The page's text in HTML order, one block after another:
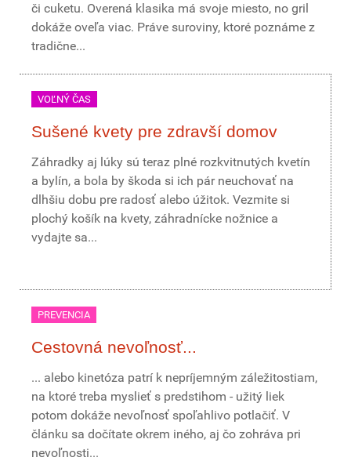
či cuketu. Overená klasika má svoje miesto, no gril
dokáže oveľa viac. Práve suroviny, ktoré poznáme z
tradične...
VOĽNÝ ČAS
Sušené kvety pre zdravší domov
Záhradky aj lúky sú teraz plné rozkvitnutých kvetín
a bylín, a bola by škoda si ich pár neuchovať na
dlhšiu dobu pre radosť alebo úžitok. Vezmite si
plochý košík na kvety, záhradnícke nožnice a
vydajte sa...
PREVENCIA
Cestovná nevoľnosť...
... alebo kinetóza patrí k nepríjemným záležitostiam,
na ktoré treba myslieť s predstihom - užitý liek
potom dokáže nevoľnosť spoľahlivo potlačiť. V
článku sa dočítate okrem iného, aj čo zohráva pri
nevoľnosti...